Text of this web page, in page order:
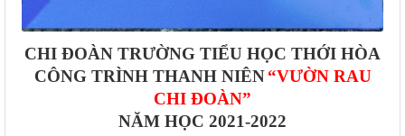
CHI ĐOÀN TRƯỜNG TIỂU HỌC THỚI HÒA
CÔNG TRÌNH THANH NIÊN “VƯỜN RAU
CHI ĐOÀN”
NĂM HỌC 2021-2022